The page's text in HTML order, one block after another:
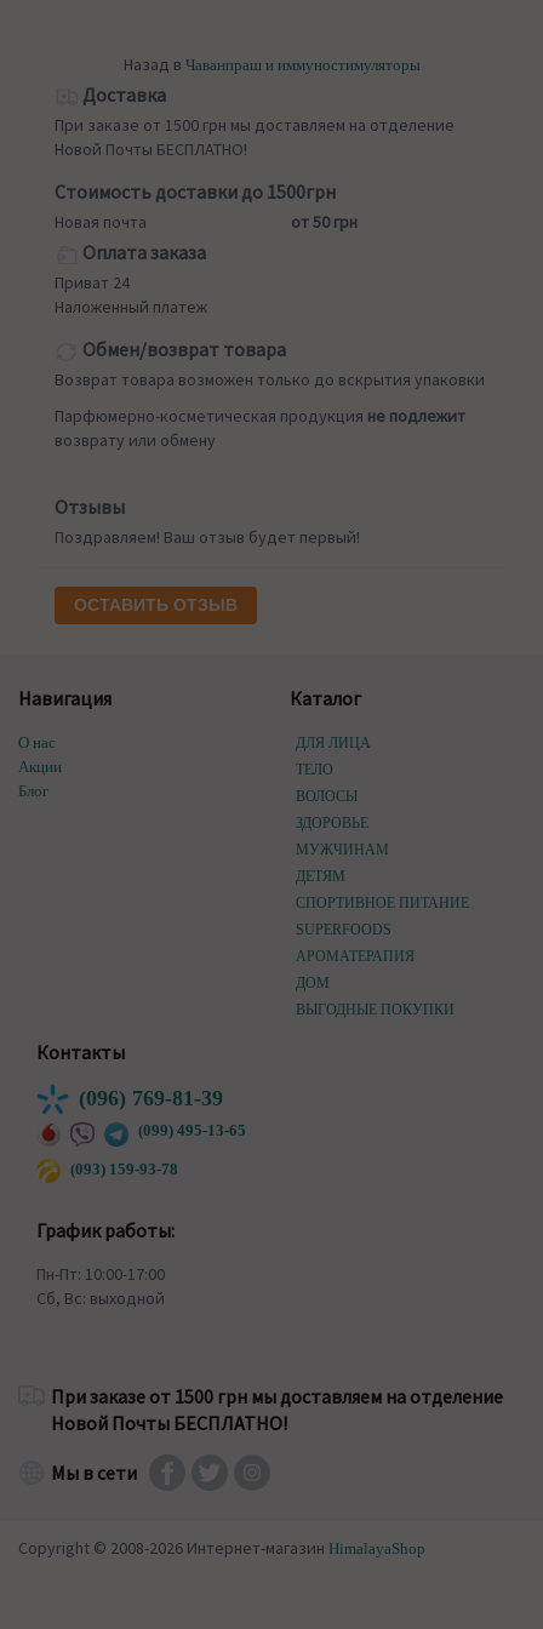
Назад в Чаванпраш и иммуностимуляторы
Доставка
При заказе от 1500 грн мы доставляем на отделение
Новой Почты БЕСПЛАТНО!
Стоимость доставки до 1500грн
Новая почта от 50 грн
Оплата заказа
Приват 24
Наложенный платеж
Обмен/возврат товара
Возврат товара возможен только до вскрытия упаковки
Парфюмерно-косметическая продукция не подлежит
возврату или обмену
Отзывы
Поздравляем! Ваш отзыв будет первый!
ОСТАВИТЬ ОТЗЫВ
Навигация
О нас
Акции
Блог
Каталог
ДЛЯ ЛИЦА
ТЕЛО
ВОЛОСЫ
ЗДОРОВЬЕ
МУЖЧИНАМ
ДЕТЯМ
СПОРТИВНОЕ ПИТАНИЕ
SUPERFOODS
АРОМАТЕРАПИЯ
ДОМ
ВЫГОДНЫЕ ПОКУПКИ
Контакты
(096) 769-81-39
(099) 495-13-65
(093) 159-93-78
График работы:
Пн-Пт: 10:00-17:00
Сб, Вс: выходной
При заказе от 1500 грн мы доставляем на отделение
Новой Почты БЕСПЛАТНО!
Мы в сети
Copyright © 2008-2026 Интернет-магазин HimalayaShop